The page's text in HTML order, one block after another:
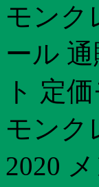
モンク
ール
ト 定
モンク
2020